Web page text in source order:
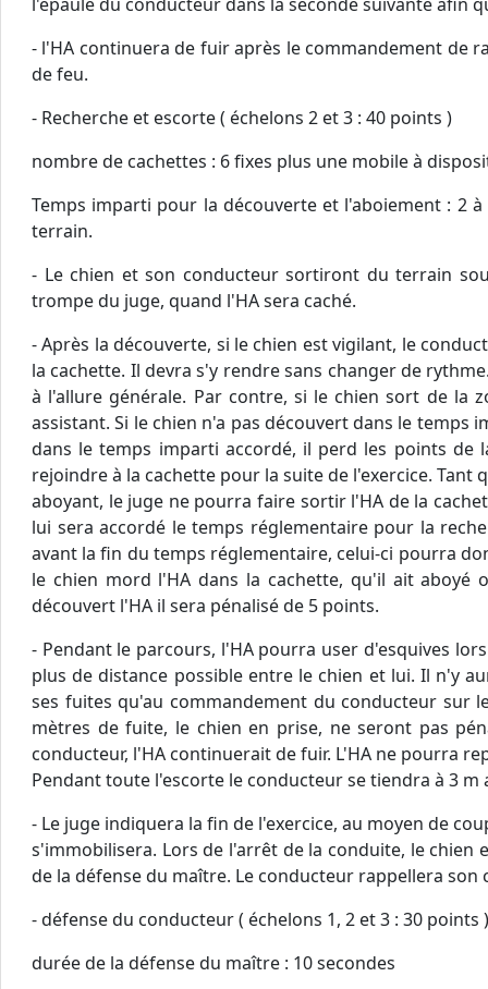
- l'HA continuera de fuir après le commandement de
de feu.
- Recherche et escorte ( échelons 2 et 3 : 40 points )
nombre de cachettes : 6 fixes plus une mobile à
Temps imparti pour la découverte et l'aboiement : 2
terrain.
- Le chien et son conducteur sortiront du terrain
trompe du juge, quand l'HA sera caché.
- Après la découverte, si le chien est vigilant, le
la cachette. Il devra s'y rendre sans changer de
à l'allure générale. Par contre, si le chien sort de la
assistant. Si le chien n'a pas découvert dans le temps
dans le temps imparti accordé, il perd les points de
rejoindre à la cachette pour la suite de l'exercice.
aboyant, le juge ne pourra faire sortir l'HA de la
lui sera accordé le temps réglementaire pour la
avant la fin du temps réglementaire, celui-ci pourra
le chien mord l'HA dans la cachette, qu'il ait
découvert l'HA il sera pénalisé de 5 points.
- Pendant le parcours, l'HA pourra user d'esquives
plus de distance possible entre le chien et lui. Il n'y
ses fuites qu'au commandement du conducteur sur
mètres de fuite, le chien en prise, ne seront pas
conducteur, l'HA continuerait de fuir. L'HA ne pourra
Pendant toute l'escorte le conducteur se tiendra à 3
- Le juge indiquera la fin de l'exercice, au moyen de
s'immobilisera. Lors de l'arrêt de la conduite, le chien
de la défense du maître. Le conducteur rappellera
- défense du conducteur ( échelons 1, 2 et 3 : 30 points )
durée de la défense du maître : 10 secondes